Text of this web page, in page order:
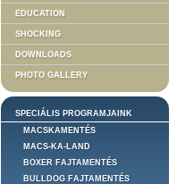
EDUCATION
SHOCKING
DOWNLOADS
PHOTO GALLERY
SPECIÁLIS PROGRAMJAINK
MACSKAMENTÉS
MACS-KA-LAND
BOXER FAJTAMENTÉS
BULLDOG FAJTAMENTÉS